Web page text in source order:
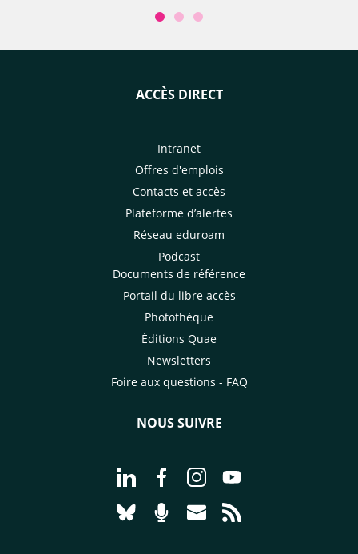
ACCÈS DIRECT
Intranet
Offres d'emplois
Contacts et accès
Plateforme d’alertes
Réseau eduroam
Podcast
Documents de référence
Portail du libre accès
Photothèque
Éditions Quae
Newsletters
Foire aux questions - FAQ
NOUS SUIVRE
Aller à la page Nous suivre sur
Aller à la page Nous suivre sur
Aller à la page Nous
Aller à la page
Aller à la page Nous suivre sur
Aller à la page Nourrir le
Aller à la page Nous